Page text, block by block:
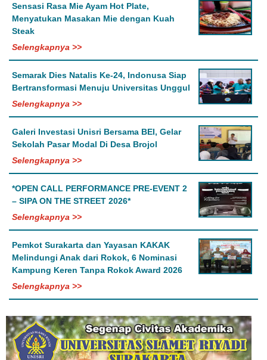
Sensasi Rasa Mie Ayam Hot Plate,
Menyatukan Masakan Mie dengan Kuah
Steak
Selengkapnya >>
Semarak Dies Natalis Ke-24, Indonusa Siap
Bertransformasi Menuju Universitas Unggul
Selengkapnya >>
Galeri Investasi Unisri Bersama BEI, Gelar
Sekolah Pasar Modal Di Desa Brojol
Selengkapnya >>
*OPEN CALL PERFORMANCE PRE-EVENT 2
– SIPA ON THE STREET 2026*
Selengkapnya >>
Pemkot Surakarta dan Yayasan KAKAK
Melindungi Anak dari Rokok, 6 Nominasi
Kampung Keren Tanpa Rokok Award 2026
Selengkapnya >>